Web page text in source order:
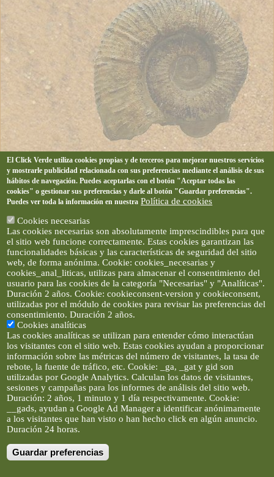
Artículos e imágenes son propiedad de elclickverde ©. No se
permite la difusión de los textos ni imágenes sin permiso de
El Click Verde utiliza cookies propias y de terceros para mejorar nuestros servicios
y mostrarle publicidad relacionada con sus preferencias mediante el análisis de sus
hábitos de navegación. Puedes aceptarlas con el botón "Aceptar todas las
cookies" o gestionar sus preferencias y darle al botón "Guardar preferencias".
Puedes ver toda la información en nuestra Política de cookies
Cookies necesarias
Las cookies necesarias son absolutamente imprescindibles para que
el sitio web funcione correctamente. Estas cookies garantizan las
funcionalidades básicas y las características de seguridad del sitio
web, de forma anónima. Cookie: cookies_necesarias y
cookies_anal_liticas, utilizas para almacenar el consentimiento del
usuario para las cookies de la categoría "Necesarias" y "Analíticas".
Duración 2 años. Cookie: cookieconsent-version y cookieconsent,
utilizadas por el módulo de cookies para revisar las preferencias del
consentimiento. Duración 2 años.
Cookies analíticas
Las cookies analíticas se utilizan para entender cómo interactúan
los visitantes con el sitio web. Estas cookies ayudan a proporcionar
información sobre las métricas del número de visitantes, la tasa de
rebote, la fuente de tráfico, etc. Cookie: _ga, _gat y gid son
utilizadas por Google Analytics. Calculan los datos de visitantes,
sesiones y campañas para los informes de análisis del sitio web.
Duración: 2 años, 1 minuto y 1 día respectivamente. Cookie:
__gads, ayudan a Google Ad Manager a identificar anónimamente
a los visitantes que han visto o han hecho click en algún anuncio.
Duración 24 horas.
Guardar preferencias